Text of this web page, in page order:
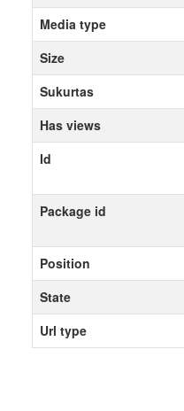
Media type
Size
Sukurtas
Has views
Id
Package id
Position
State
Url type